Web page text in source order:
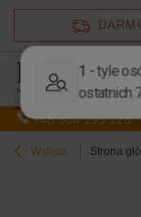
+48 504 199 123
Wstecz Strona
Sprzedaż hurtowa